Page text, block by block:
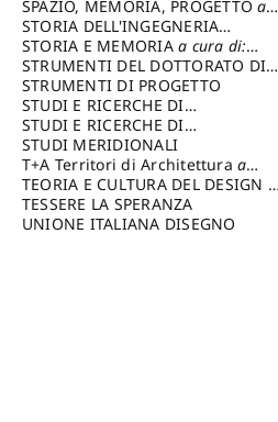
di: Iannizzi Salvatore
SPAZIO, MEMORIA, PROGETTOa
cura di: Rossi Massimo
STORIA DELL'INGEGNERIA
STRUTTURALE IN ITALIAa cura di:
Poretti Sergio
STORIA E MEMORIAa cura di:
Rossi Lauro
STRUMENTI DEL DOTTORATO DI
RICERCA IN RILIEVO E
RAPPRESENTAZIONE
DELL’ARCHITETTURA E
DELL’AMBIENTEa cura di: Migliari
Riccardo
STRUMENTI DI PROGETTO
STUDI E RICERCHE DI
ARCHEOLOGIA IN SICILIA
di: Pelagatti Paola
STUDI E RICERCHE DI
ARCHITETTURA del Dipartimento
di Architettura Università degli
Studi G. d' Annunzio, Chieti-
Pescara a cura di: Fusero Paolo
STUDI MERIDIONALI
T+A Territori di Architetturaa
cura di: Ramazzotti Luigi
TEORIA E CULTURA DEL DESIGN a
cura di: Furlanis Giuseppe
TESSERE LA SPERANZA
UNIONE ITALIANA DISEGNO